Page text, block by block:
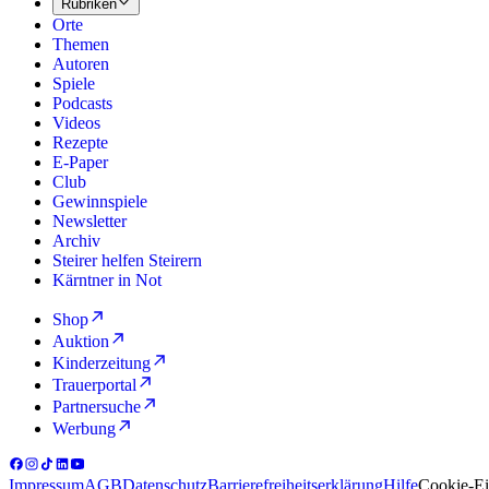
Rubriken
Orte
Themen
Autoren
Spiele
Podcasts
Videos
Rezepte
E-Paper
Club
Gewinnspiele
Newsletter
Archiv
Steirer helfen Steirern
Kärntner in Not
Shop
Auktion
Kinderzeitung
Trauerportal
Partnersuche
Werbung
ImpressumAGBDatenschutzBarrierefreiheitserklärungHilfeCookie-